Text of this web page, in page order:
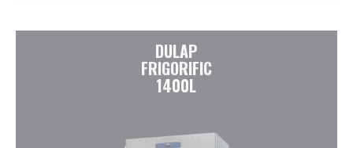
DULAP
FRIGORIFIC
1400L